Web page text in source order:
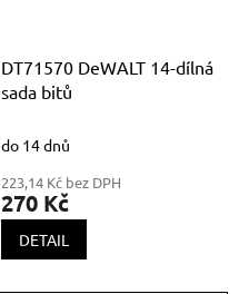
DT71570 DeWALT 14-dílná
sada bitů
do 14 dnů
223,14 Kč bez DPH
270 Kč
DETAIL